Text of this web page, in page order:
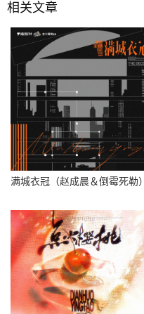
相关文章
满城衣冠（赵成晨＆倒霉死勒）